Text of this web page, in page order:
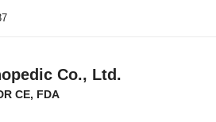
Co., Ltd.
CE, FDA